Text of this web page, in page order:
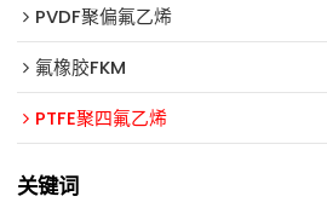
PVDF聚偏氟乙烯
氟橡胶FKM
PTFE聚四氟乙烯
关键词